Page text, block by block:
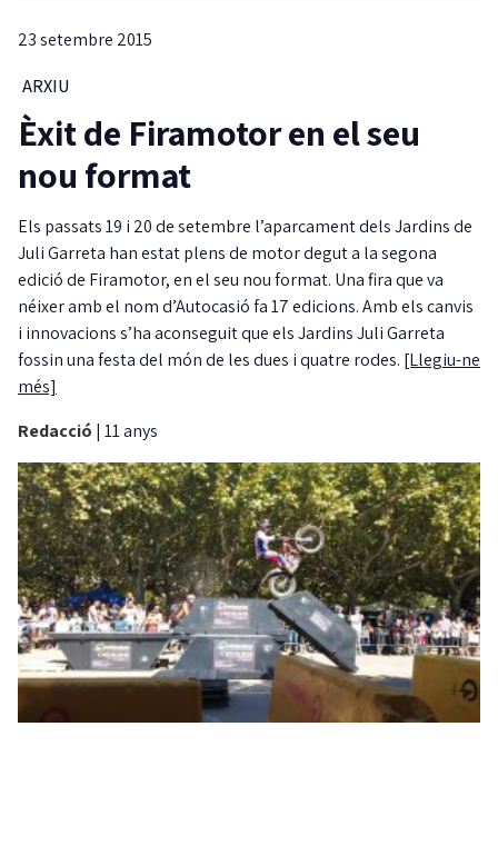
23 setembre 2015
ARXIU
Èxit de Firamotor en el seu
nou format
Els passats 19 i 20 de setembre l’aparcament dels Jardins de
Juli Garreta han estat plens de motor degut a la segona
edició de Firamotor, en el seu nou format. Una fira que va
néixer amb el nom d’Autocasió fa 17 edicions. Amb els canvis
i innovacions s’ha aconseguit que els Jardins Juli Garreta
fossin una festa del món de les dues i quatre rodes. [Llegiu-ne
més]
Redacció | 11 anys